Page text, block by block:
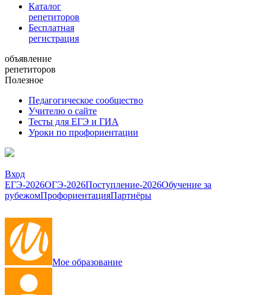
Каталог
репетиторов
Бесплатная
регистрация
объявление
репетиторов
Полезное
Педагогическое сообщество
Учителю о сайте
Тесты для ЕГЭ и ГИА
Уроки по профориентации
Вход
ЕГЭ-2026ОГЭ-2026Поступление-2026Обучение за
рубежомПрофориентацияПартнёры
Мое образование